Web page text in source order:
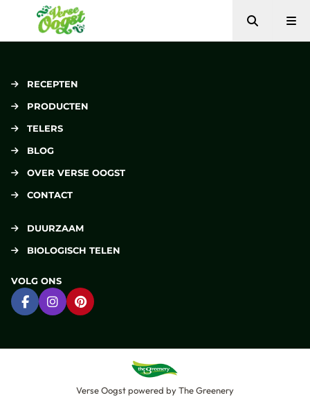
Verse Oogst
Zoeken
RECEPTEN
PRODUCTEN
TELERS
BLOG
OVER VERSE OOGST
CONTACT
DUURZAAM
BIOLOGISCH TELEN
VOLG ONS
Ga naar Facebook
Ga naar Instagram
Ga naar Pinterest
Verse Oogstpowered byThe Greenery